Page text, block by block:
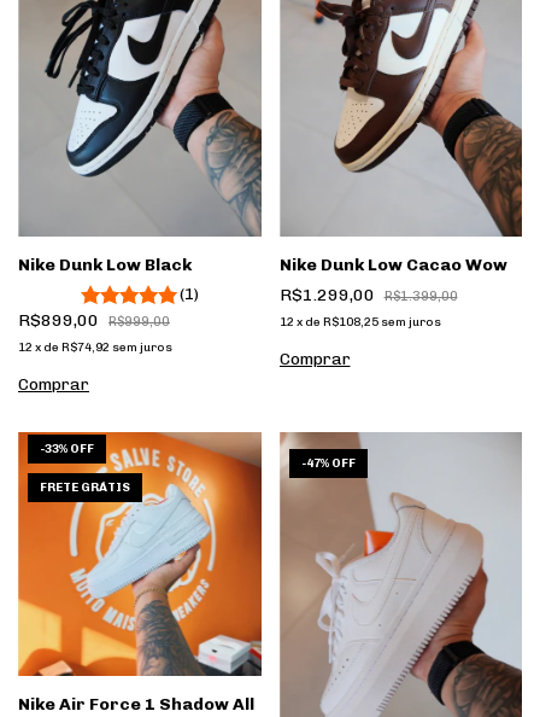
Nike Dunk Low Black
(1)
R$899,00 R$999,00
12 x de R$74,92 sem juros
Comprar
Nike Dunk Low Cacao Wow
R$1.299,00
R$1.399,00
12 x de R$108,25 sem juros
Comprar
1/5
-33% OFF
FRETE GRÁTIS
Nike Air Force 1 Shadow All
1/8
-47% OFF